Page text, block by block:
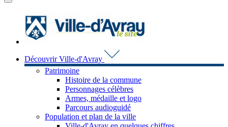
MENU
Découvrir Ville-d'Avray
Patrimoine
Histoire de la commune
Personnages célèbres
Armes, médaille et logo
Parcours audioguidé
Population et plan de la ville